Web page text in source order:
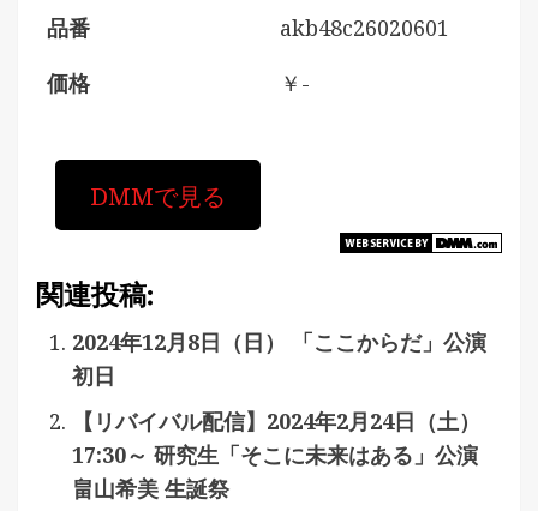
品番
akb48c26020601
価格
￥-
DMMで見る
関連投稿:
2024年12月8日（日） 「ここからだ」公演
初日
【リバイバル配信】2024年2月24日（土）
17:30～ 研究生「そこに未来はある」公演
畠山希美 生誕祭